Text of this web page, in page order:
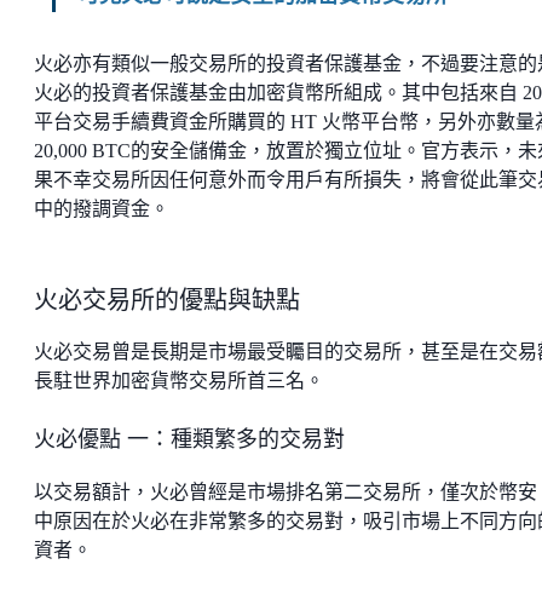
火必亦有類似一般交易所的投資者保護基金，不過要注意的
火必的投資者保護基金由加密貨幣所組成。其中包括來自
平台交易手續費資金所購買的 HT 火幣平台幣，另外亦數量
20,000 BTC的安全儲備金，放置於獨立位址。官方表示，未
果不幸交易所因任何意外而令用戶有所損失，將會從此筆交
中的撥調資金。
火必交易所的優點與缺點
火必交易曾是長期是市場最受矚目的交易所，甚至是在交易
長駐世界加密貨幣交易所首三名。
火必優點 一：種類繁多的交易對
以交易額計，火必曾經是市場排名第二交易所，僅次於幣安
中原因在於火必在非常繁多的交易對，吸引市場上不同方向
資者。